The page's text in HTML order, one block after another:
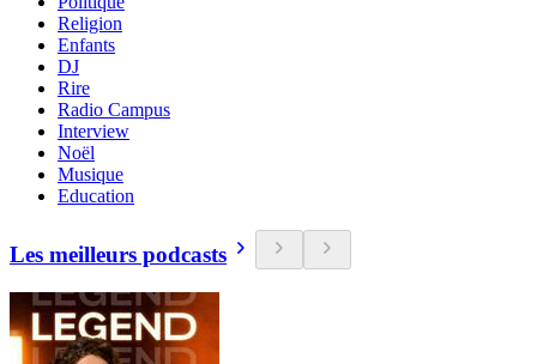
Religion
Enfants
DJ
Rire
Radio Campus
Interview
Noël
Musique
Education
Les meilleurs podcasts